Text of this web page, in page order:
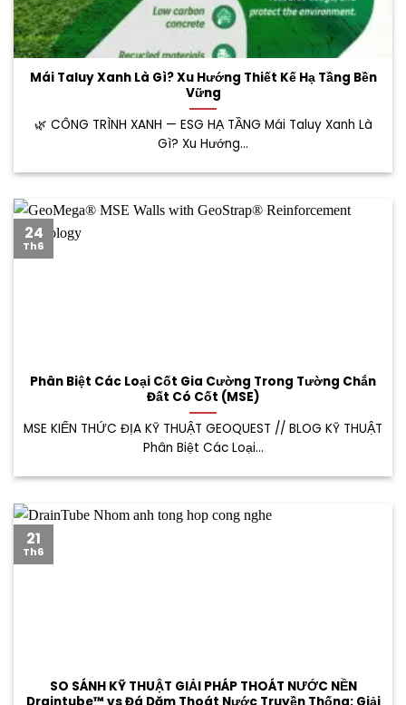
Mái Taluy Xanh Là Gì? Xu Hướng Thiết Kế Hạ Tầng Bền
Vững
🌿 CÔNG TRÌNH XANH — ESG HẠ TẦNG Mái Taluy Xanh Là
Gì? Xu Hướng...
Phân Biệt Các Loại Cốt Gia Cường Trong Tường Chắn
Đất Có Cốt (MSE)
MSE KIẾN THỨC ĐỊA KỸ THUẬT GEOQUEST // BLOG KỸ THUẬT
Phân Biệt Các Loại...
24
Th6
SO SÁNH KỸ THUẬT GIẢI PHÁP THOÁT NƯỚC NỀN
Draintube™ vs Đá Dăm Thoát Nước Truyền Thống: Giải
21
Th6